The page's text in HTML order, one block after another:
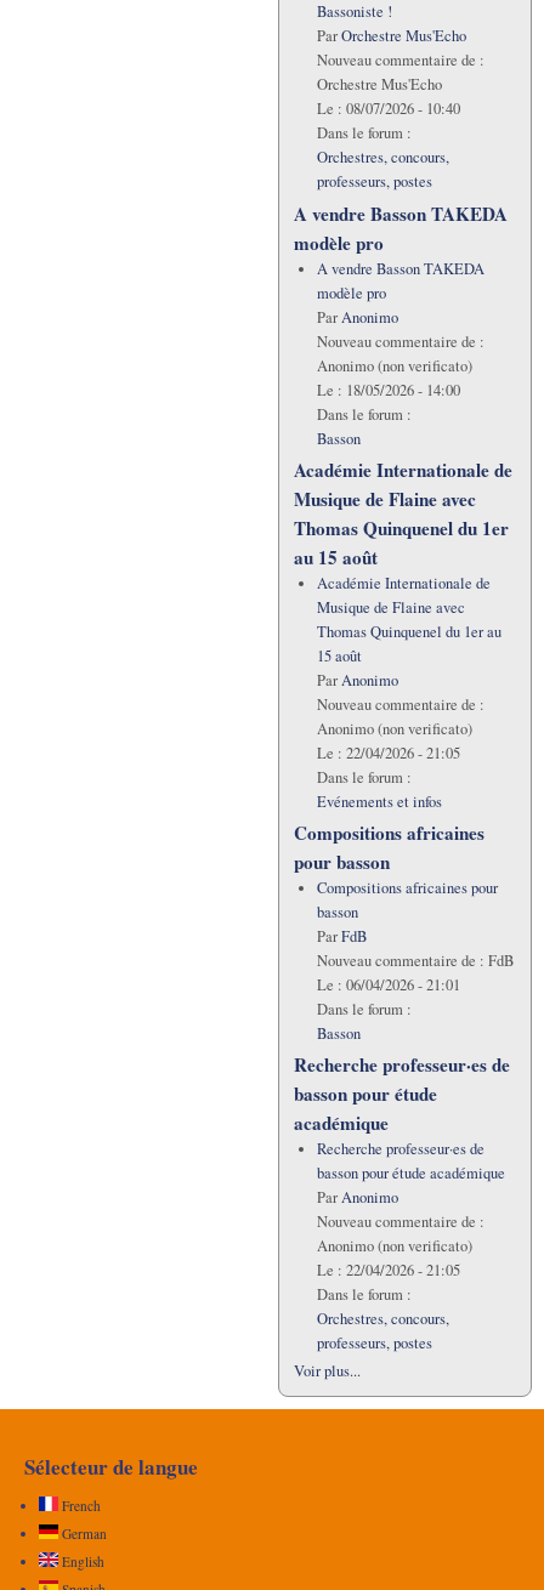
Bassoniste !
ParOrchestre Mus'Echo
Nouveau commentaire de :
Orchestre Mus'Echo
Le : 08/07/2026 - 10:40
Dans le forum :
Orchestres, concours,
professeurs, postes
A vendre Basson TAKEDA
modèle pro
A vendre Basson TAKEDA
modèle pro
ParAnonimo
Nouveau commentaire de :
Anonimo (non verificato)
Le : 18/05/2026 - 14:00
Dans le forum :
Basson
Académie Internationale de
Musique de Flaine avec
Thomas Quinquenel du 1er
au 15 août
Académie Internationale de
Musique de Flaine avec
Thomas Quinquenel du 1er au
15 août
ParAnonimo
Nouveau commentaire de :
Anonimo (non verificato)
Le : 22/04/2026 - 21:05
Dans le forum :
Evénements et infos
Compositions africaines
pour basson
Compositions africaines pour
basson
ParFdB
Nouveau commentaire de : FdB
Le : 06/04/2026 - 21:01
Dans le forum :
Basson
Recherche professeur·es de
basson pour étude
académique
Recherche professeur·es de
basson pour étude académique
ParAnonimo
Nouveau commentaire de :
Anonimo (non verificato)
Le : 22/04/2026 - 21:05
Dans le forum :
Orchestres, concours,
professeurs, postes
Voir plus...
Sélecteur de langue
French
German
English